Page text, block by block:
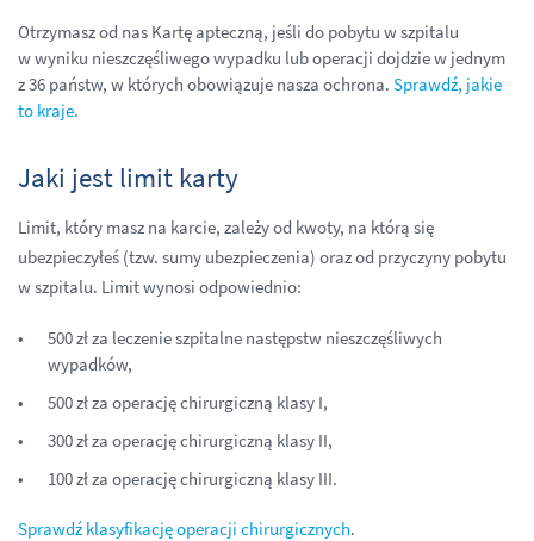
Otrzymasz od nas Kartę apteczną, jeśli do pobytu w szpitalu
w wyniku nieszczęśliwego wypadku lub operacji dojdzie w jednym
z 36 państw, w których obowiązuje nasza ochrona. Sprawdź, jakie
to kraje.
Jaki jest limit karty
Limit, który masz na karcie, zależy od kwoty, na którą się
ubezpieczyłeś (tzw. sumy ubezpieczenia) oraz od przyczyny pobytu
w szpitalu. Limit wynosi odpowiednio:
500 zł za leczenie szpitalne następstw nieszczęśliwych
wypadków,
500 zł za operację chirurgiczną klasy I,
300 zł za operację chirurgiczną klasy II,
100 zł za operację chirurgiczną klasy III.
Sprawdź klasyfikację operacji chirurgicznych.